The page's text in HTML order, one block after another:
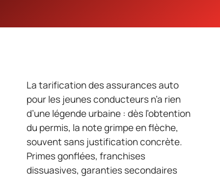
La tarification des assurances auto
pour les jeunes conducteurs n’a rien
d’une légende urbaine : dès l’obtention
du permis, la note grimpe en flèche,
souvent sans justification concrète.
Primes gonflées, franchises
dissuasives, garanties secondaires